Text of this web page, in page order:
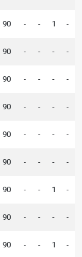
90 - - 1 -
90 - - - -
90 - - - -
90 - - - -
90 - - - -
90 - - - -
90 - - 1 -
90 - - - -
90 - - 1 -